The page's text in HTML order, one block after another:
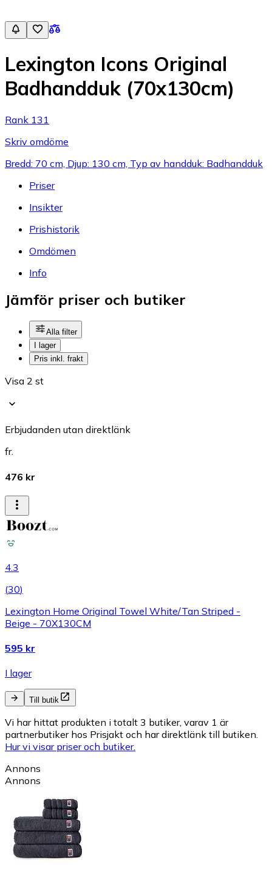
Lexington Icons Original
Badhandduk (70x130cm)
Rank 131
Skriv omdöme
Bredd: 70 cm, Djup: 130 cm, Typ av handduk: Badhandduk
Priser
Insikter
Prishistorik
Omdömen
Info
Jämför priser och butiker
Alla filter
I lager
Pris inkl. frakt
Visa 2 st
Erbjudanden utan direktlänk
fr.
476 kr
4.3
(30)
Lexington Home Original Towel White/Tan Striped -
Beige - 70X130CM
595 kr
I lager
Till butik
Vi har hittat produkten i totalt 3 butiker, varav 1 är
partnerbutiker hos Prisjakt och har direktlänk till butiken.
Hur vi visar priser och butiker.
Annons
Annons